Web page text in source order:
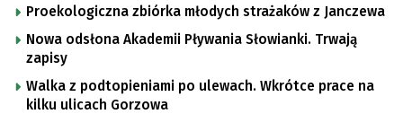
Proekologiczna zbiórka młodych strażaków z Janczewa
Nowa odsłona Akademii Pływania Słowianki. Trwają
zapisy
Walka z podtopieniami po ulewach. Wkrótce prace na
kilku ulicach Gorzowa